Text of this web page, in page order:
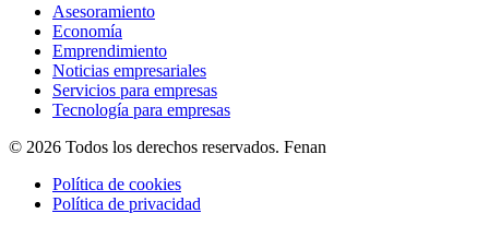
Asesoramiento
Economía
Emprendimiento
Noticias empresariales
Servicios para empresas
Tecnología para empresas
© 2026 Todos los derechos reservados. Fenan
Política de cookies
Política de privacidad